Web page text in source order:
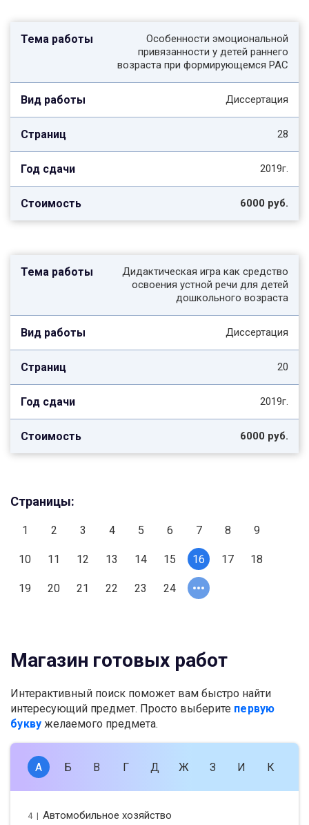
Особенности эмоциональной
привязанности у детей раннего
возраста при формирующемся РАС
Диссертация
28
2019г.
6000 руб.
Дидактическая игра как средство
освоения устной речи для детей
дошкольного возраста
Диссертация
20
2019г.
6000 руб.
Страницы:
1 2 3 4 5 6 7 8 9
10 11 12 13 14 15 16 17 18
19 20 21 22 23 24
Магазин готовых работ
Интерактивный поиск поможет вам быстро найти
интересующий предмет. Просто выберите первую
букву желаемого предмета.
А Б В Г Д Ж З И К
4 | Автомобильное хозяйство